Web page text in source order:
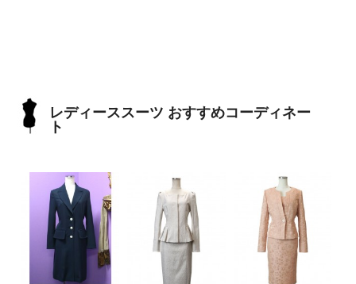
レディーススーツ おすすめコーディネー
ト